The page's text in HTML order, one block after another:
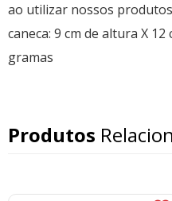
ao utilizar nossos
caneca: 9 cm de altura X
gramas
Produtos